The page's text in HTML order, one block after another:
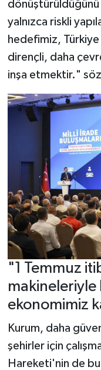
yalnızca riskli
hedefimiz, Türkiye
dirençli, daha
inşa etmektir."
"1 Temmuz
makineleriyle
ekonomimiz
Kurum, daha
şehirler için
Hareketi'nin de bu